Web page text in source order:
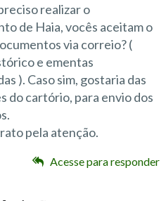
realizar o
de Haia, vocês aceitam o
via correio? (
e ementas
). Caso sim, gostaria das
do cartório, para envio dos
pela atenção.
Acesse para responder